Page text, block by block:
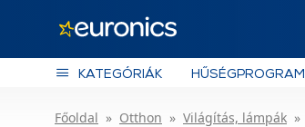
KATEGÓRIÁK HŰSÉGPROGRAM
Főoldal Otthon Világítás, lámpák